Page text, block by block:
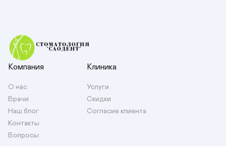
Компания
О нас
Врачи
Наш блог
Контакты
Вопросы
Клиника
Услуги
Скидки
Согласие клиента